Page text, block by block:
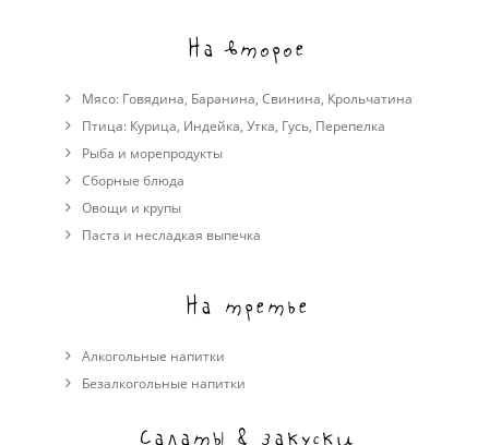
На второе
Мясо: Говядина, Баранина, Свинина, Крольчатина
Птица: Курица, Индейка, Утка, Гусь, Перепелка
Рыба и морепродукты
Сборные блюда
Овощи и крупы
Паста и несладкая выпечка
На третье
Алкогольные напитки
Безалкогольные напитки
Салаты & закуски